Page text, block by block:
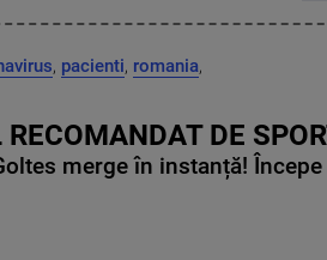
, pacienti, romania,
DE
merge în instanță!